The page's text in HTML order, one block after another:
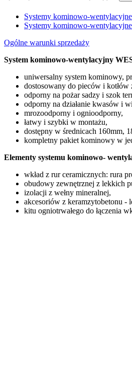
Systemy kominowo-
Systemy kominowo-
Ogólne warunki sprzedaży
System kominowo-wentylacyjny
uniwersalny system kominowy,
dostosowany do pieców i kotłów
odporny na pożar sadzy i szok
odporny na działanie kwasów i
mrozoodporny i ognioodporny,
łatwy i szybki w montażu,
dostępny w średnicach 160mm,
kompletny pakiet kominowy w
Elementy systemu kominowo-
wkład z rur ceramicznych: rura
obudowy zewnętrznej z lekkich
izolacji z wełny mineralnej,
akcesoriów z keramzytobetonu -
kitu ogniotrwałego do łączenia